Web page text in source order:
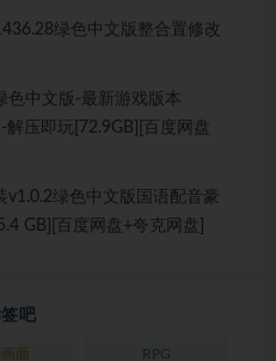
绿色中文版整合置修改
色中文版-最新游戏版本
压即玩[72.9GB][百度网盘
v1.0.2绿色中文版国语配音豪
GB][百度网盘+夸克网盘]
吧
面 RPG